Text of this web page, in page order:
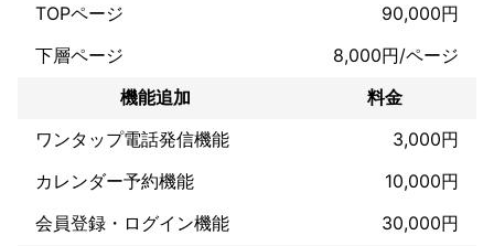
弊社HPより実績の確認もいただけますので是非ご覧頂ければ幸い
なお、仕様ご予算については、ご担当者様のご希望もあるかと存
ご要望を伺いながら、ご相談に応じたいと考えております。
一度お話しをする機会を頂いた上でご判断頂くことも可能でござ
いますので、
TOPページ
90,000円
下層ページ
8,000円/ページ
機能追加
料金
ワンタップ電話発信機能
3,000円
カレンダー予約機能
10,000円
会員登録・ログイン機能
30,000円